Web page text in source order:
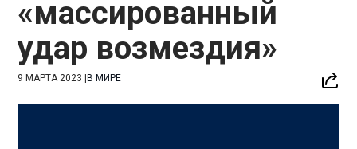
«массированный
удар возмездия»
9 МАРТА 2023 |В МИРЕ